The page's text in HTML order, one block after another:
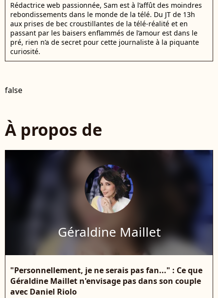
Rédactrice web passionnée, Sam est à l’affût des moindres
rebondissements dans le monde de la télé. Du JT de 13h
aux prises de bec croustillantes de la télé-réalité et en
passant par les baisers enflammés de l’amour est dans le
pré, rien n’a de secret pour cette journaliste à la piquante
curiosité.
false
À propos de
Géraldine Maillet
"Personnellement, je ne serais pas fan..." : Ce que
Géraldine Maillet n'envisage pas dans son couple
avec Daniel Riolo